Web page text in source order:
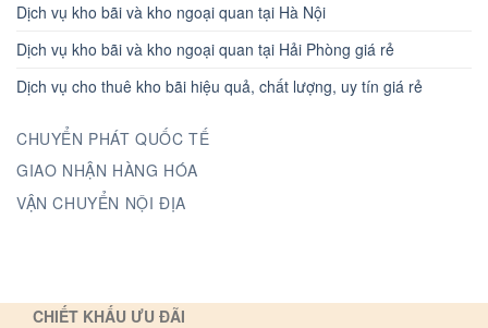
Dịch vụ kho bãi và kho ngoại quan tại Hà Nội
Dịch vụ kho bãi và kho ngoại quan tại Hải Phòng giá rẻ
Dịch vụ cho thuê kho bãi hiệu quả, chất lượng, uy tín giá rẻ
CHUYỂN PHÁT QUỐC TẾ
GIAO NHẬN HÀNG HÓA
VẬN CHUYỂN NỘI ĐỊA
CHIẾT KHẤU ƯU ĐÃI